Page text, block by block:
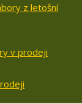
z letošní
v prodeji